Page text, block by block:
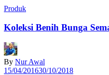
Produk
Koleksi Benih Bunga
By Nur Awal
15/04/201630/10/2018